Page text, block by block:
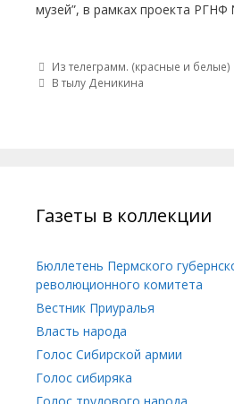
музей”, в рамках проекта
Post navigation
Из телеграмм. (красные и белые)
В тылу Деникина
Газеты в коллекции
Бюллетень Пермского
революционного комитета
Вестник Приуралья
Власть народа
Голос Сибирской армии
Голос сибиряка
Голос трудового народа